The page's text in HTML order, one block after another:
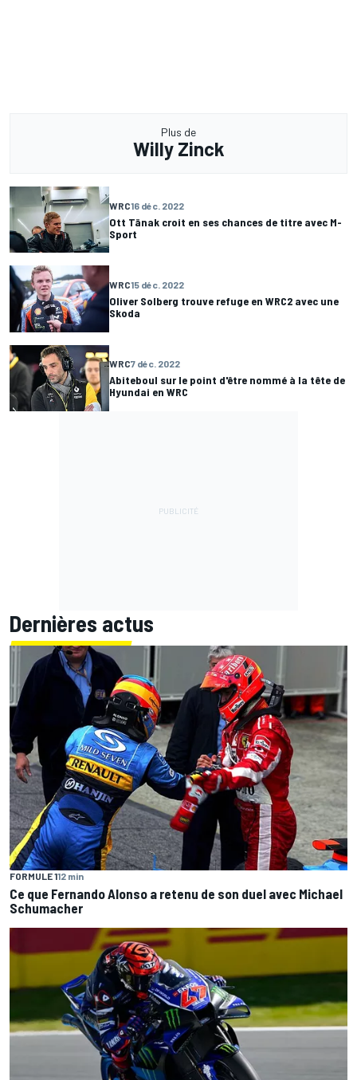
Plus de
Willy Zinck
WRC16 déc. 2022
Ott Tänak croit en ses chances de titre avec M-
Sport
WRC15 déc. 2022
Oliver Solberg trouve refuge en WRC2 avec une
Skoda
WRC7 déc. 2022
Abiteboul sur le point d'être nommé à la tête de
Hyundai en WRC
Dernières actus
FORMULE 112 min
Ce que Fernando Alonso a retenu de son duel avec Michael
Schumacher